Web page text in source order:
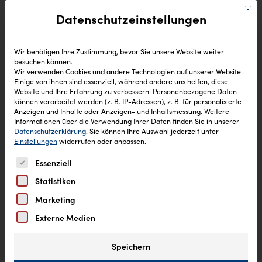
Mit
Datenschutzeinstellungen
Wir benötigen Ihre Zustimmung, bevor Sie unsere Website weiter
besuchen können.
Wir verwenden Cookies und andere Technologien auf unserer Website.
Einige von ihnen sind essenziell, während andere uns helfen, diese
Website und Ihre Erfahrung zu verbessern. Personenbezogene Daten
können verarbeitet werden (z. B. IP-Adressen), z. B. für personalisierte
Anzeigen und Inhalte oder Anzeigen- und Inhaltsmessung. Weitere
Informationen über die Verwendung Ihrer Daten finden Sie in unserer
Datenschutzerklärung. Sie können Ihre Auswahl jederzeit unter
Einstellungenwiderrufen oder anpassen.
Es folgt eine Liste der Service-Gruppen, für die eine
Essenziell
Statistiken
Marketing
Externe Medien
Speichern